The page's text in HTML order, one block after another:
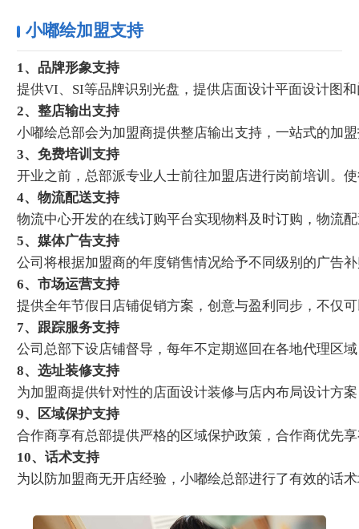
小嘟绘加盟支持
1、品牌形象支持
提供VI、SI等品牌识别光盘，提供店面设计平面设计图
2、整店输出支持
小嘟绘总部会为加盟商提供整店输出支持，一站式的加
3、免费培训支持
开业之前，总部派专业人士前往加盟店进行岗前培训。
4、物流配送支持
物流中心开发的在线订购平台实现物料及时订购，物流
5、媒体广告支持
公司将根据加盟商的年度销售情况给予不同级别的广告
6、市场运营支持
提供全年节假日店铺促销方案，创意与盈利同步，不仅
7、跟踪服务支持
公司总部下设店铺督导，每年不定期巡回在各地代理区
8、选址装修支持
为加盟商提供针对性的店面设计装修与店内布局设计方
9、区域保护支持
合作商享有总部提供严格的区域保护政策，合作商优先
10、话术支持
为以防加盟商无开店经验，小嘟绘总部进行了有效的话